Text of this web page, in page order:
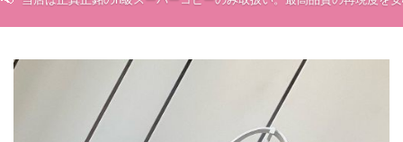
当店は正真正銘のn級スーパーコピーのみ取扱い。最高品質の再現度を
2026春の新作続々更新中！期間中のご注文でお得な割引をご利用いただ